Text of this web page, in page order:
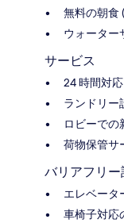
無料の朝食
ウォーター
サービス
24 時間対
ランドリー
ロビーでの
荷物保管サ
バリアフリー
エレベータ
車椅子対応